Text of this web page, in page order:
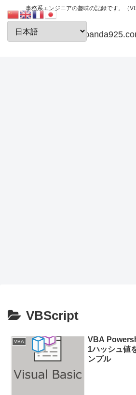
事務系エンジニアの趣味の記録です。（
VBScript
VBA
VBA
1ハッシュ値
ンプル